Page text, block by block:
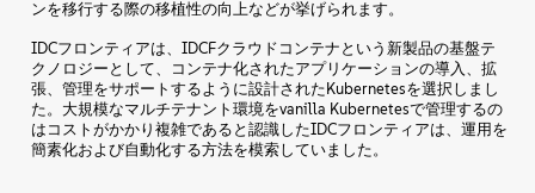
ンを移行する際の移植性の向上などが挙げられます。
IDCフロンティアは、IDCFクラウドコンテナという新製品の基盤テ
クノロジーとして、コンテナ化されたアプリケーションの導入、拡
張、管理をサポートするように設計されたKubernetesを選択しまし
た。大規模なマルチテナント環境をvanilla Kubernetesで管理するの
はコストがかかり複雑であると認識したIDCフロンティアは、運用を
簡素化および自動化する方法を模索していました。